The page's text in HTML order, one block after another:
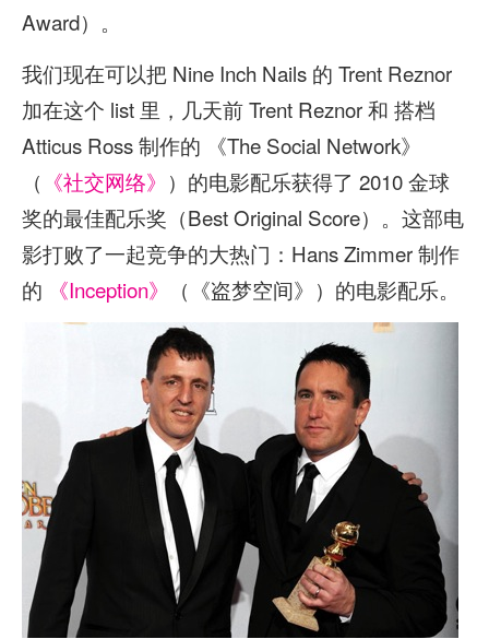
Award）。
我们现在可以把 Nine Inch Nails 的 Trent Reznor
加在这个 list 里，几天前 Trent Reznor 和 搭档
Atticus Ross 制作的 《The Social Network》
（ 《社交网络》 ）的电影配乐获得了 2010 金球
奖的最佳配乐奖（Best Original Score）。这部电
影打败了一起竞争的大热门：Hans Zimmer 制作
的
《Inception》 （《盗梦空间》）的电影配乐。